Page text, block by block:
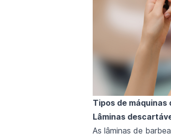
Tipos de
Lâminas
As lâminas de